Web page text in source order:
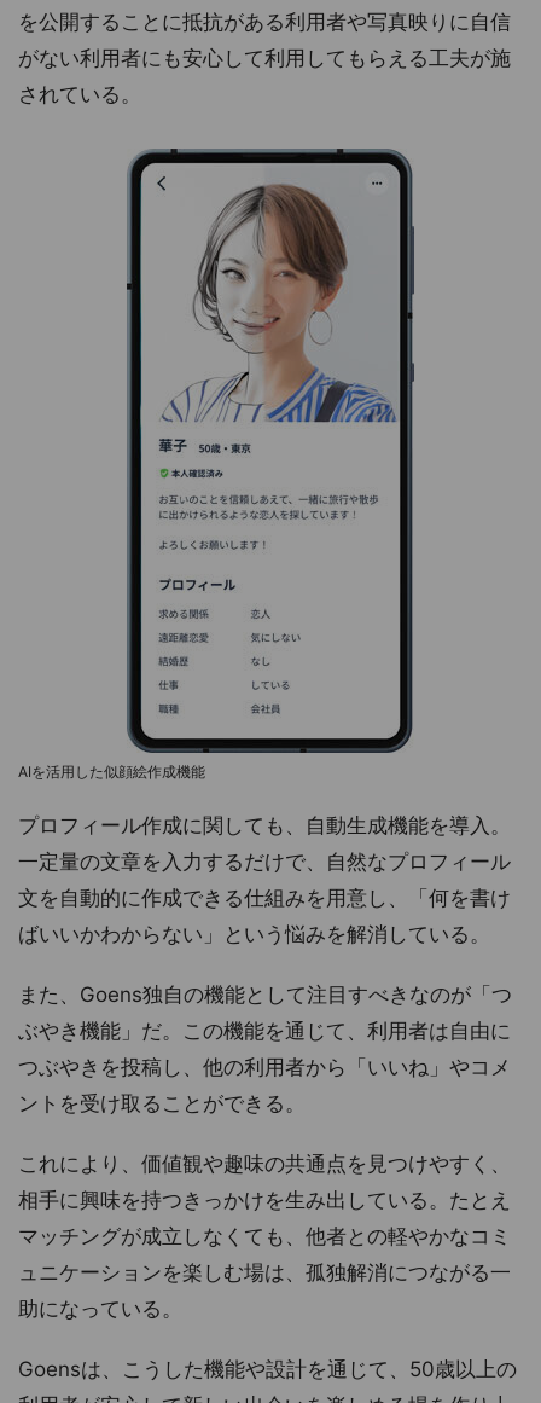
を公開することに抵抗がある利用者や写真映りに自信
がない利用者にも安心して利用してもらえる工夫が施
されている。
AIを活用した似顔絵作成機能
プロフィール作成に関しても、自動生成機能を導入。
一定量の文章を入力するだけで、自然なプロフィール
文を自動的に作成できる仕組みを用意し、「何を書け
ばいいかわからない」という悩みを解消している。
また、Goens独自の機能として注目すべきなのが「つ
ぶやき機能」だ。この機能を通じて、利用者は自由に
つぶやきを投稿し、他の利用者から「いいね」やコメ
ントを受け取ることができる。
これにより、価値観や趣味の共通点を見つけやすく、
相手に興味を持つきっかけを生み出している。たとえ
マッチングが成立しなくても、他者との軽やかなコミ
ュニケーションを楽しむ場は、孤独解消につながる一
助になっている。
Goensは、こうした機能や設計を通じて、50歳以上の